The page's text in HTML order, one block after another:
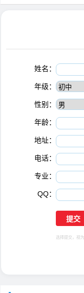
姓名：
年级：
性别：
年龄：
地址：
电话：
专业：
QQ：
选择提交，视